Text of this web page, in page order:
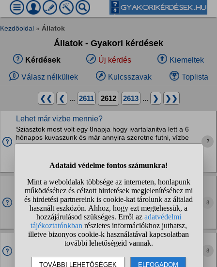
Kezdőoldal » Állatok
Állatok - Gyakori kérdések
Kérdések Új kérdés Kiemeltek
Válasz nélküliek Kulcsszavak Toplista
❮❮ ❮ ... 2611 2612 2613 ... ❯ ❯❯
Lehet már vizbe mennie?
Sziasztok most volt egy 8napja hogy ivartalanitva lett a 6
hónapos kuvaszunk és már annyira szeretne futni, vízbe
menni azon belul a Balatonba. Mert 20kmre van tőlünk és
2
Miért vakarja a lábamat a kutyusom a fogaival? :D
Esténként odabújik a lábamhoz és a fogaival “vakar” engem.
Tehát nem rám harap, hanem így finoman a fogait nekem
súrolja és vakar engem.
Kutyák
8
Yorkshire terrier felnőttkori mérete igaz, hogy attól
8